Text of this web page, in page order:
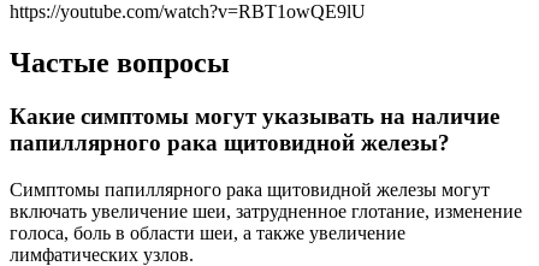
https://youtube.com/watch?v=RBT1owQE9lU
Частые вопросы
Какие симптомы могут указывать на наличие
папиллярного рака щитовидной железы?
Симптомы папиллярного рака щитовидной железы могут
включать увеличение шеи, затрудненное глотание, изменение
голоса, боль в области шеи, а также увеличение
лимфатических узлов.